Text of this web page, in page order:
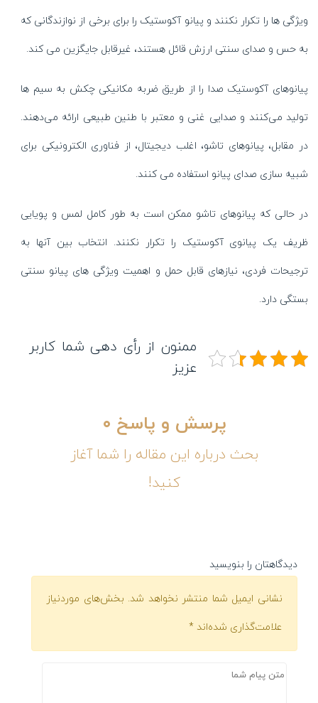
ویژگی ها را تکرار نکنند و پیانو آکوستیک را برای برخی از نوازندگانی که
به حس و صدای سنتی ارزش قائل هستند، غیرقابل جایگزین می کند.
پیانوهای آکوستیک صدا را از طریق ضربه مکانیکی چکش به سیم ها
تولید می‌کنند و صدایی غنی و معتبر با طنین طبیعی ارائه می‌دهند.
در مقابل، پیانوهای تاشو، اغلب دیجیتال، از فناوری الکترونیکی برای
شبیه سازی صدای پیانو استفاده می کنند.
در حالی که پیانوهای تاشو ممکن است به طور کامل لمس و پویایی
ظریف یک پیانوی آکوستیک را تکرار نکنند. انتخاب بین آنها به
ترجیحات فردی، نیازهای قابل حمل و اهمیت ویژگی های پیانو سنتی
بستگی دارد.
ممنون از رأی دهی شما کاربر
عزیز
پرسش و پاسخ ۰
بحث درباره این مقاله را شما آغاز
کنید!
دیدگاهتان را بنویسید
نشانی ایمیل شما منتشر نخواهد شد. بخش‌های موردنیاز
علامت‌گذاری شده‌اند *